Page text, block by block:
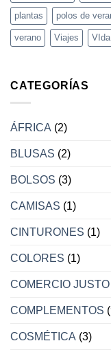
plantas polos de
verano Viajes VIda
CATEGORÍAS
ÁFRICA (2)
BLUSAS (2)
BOLSOS (3)
CAMISAS (1)
CINTURONES (1)
COLORES (1)
COMERCIO JUSTO
COMPLEMENTOS
COSMÉTICA (3)